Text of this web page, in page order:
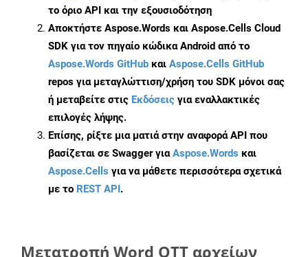
το όριο API και την εξουσιοδότηση
Αποκτήστε Aspose.Words και Aspose.Cells Cloud
SDK για τον πηγαίο κώδικα Android από το
Aspose.Words GitHub και Aspose.Cells GitHub
repos για μεταγλώττιση/χρήση του SDK μόνοι σας
ή μεταβείτε στις Εκδόσεις για εναλλακτικές
επιλογές λήψης.
Επίσης, ρίξτε μια ματιά στην αναφορά API που
βασίζεται σε Swagger γιαAspose.Words και
Aspose.Cells για να μάθετε περισσότερα σχετικά
με το REST API.
Μετατροπή Word OTT αρχείων